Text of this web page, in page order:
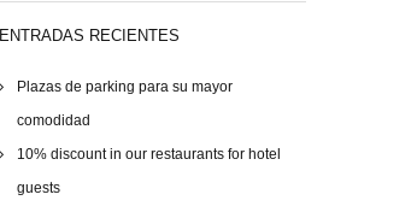
ENTRADAS RECIENTES
Plazas de parking para su mayor
comodidad
10% discount in our restaurants for hotel
guests